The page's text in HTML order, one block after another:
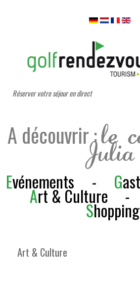
Réserver votre séjour en direct
A découvrir : le
Julia
Evénements - G
Art & Culture
Shopping
Art & Culture